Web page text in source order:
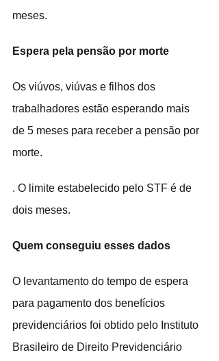
meses.
Espera pela pensão por morte
Os viúvos, viúvas e filhos dos
trabalhadores estão esperando mais
de 5 meses para receber a pensão por
morte.
. O limite estabelecido pelo STF é de
dois meses.
Quem conseguiu esses dados
O levantamento do tempo de espera
para pagamento dos benefícios
previdenciários foi obtido pelo Instituto
Brasileiro de Direito Previdenciário